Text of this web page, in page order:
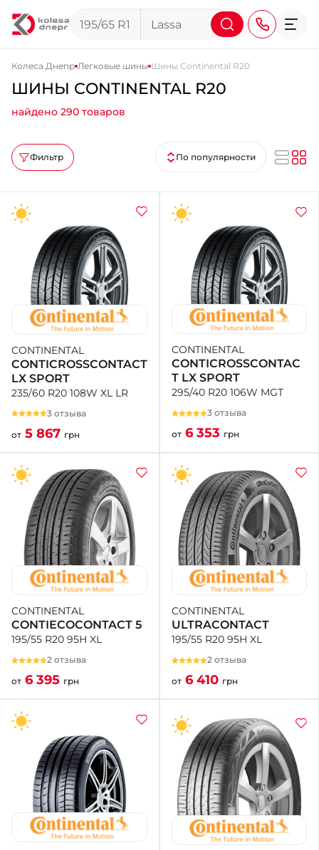
+38 (095) 276-44-44
+38 (067) 911-14-14
- на Щепкина
+38 (098) 911-911-0
- на Тополе
+38 (098) 911-911-4
- на Калиновой
+38 (077) 7-184-184
- Донецкое шоссе
+38 (050)-911-911-2
- Щепкина
+38 (099)-643-33-77
- Тополь
+38 (068)-923-74-19
- Калиновая
Колеса Днепр Легковые шины Шины Continental R20
ШИНЫ CONTINENTAL R20
найдено 290 товаров
Фильтр По популярности
CONTINENTAL
CONTICROSSCONTACT
LX SPORT
235/60 R20 108W XL LR
3 отзыва
от 5 867 грн
CONTINENTAL
CONTICROSSCONTAC
T LX SPORT
295/40 R20 106W MGT
3 отзыва
от 6 353 грн
CONTINENTAL
CONTIECOCONTACT 5
195/55 R20 95H XL
2 отзыва
от 6 395 грн
CONTINENTAL
ULTRACONTACT
195/55 R20 95H XL
2 отзыва
от 6 410 грн